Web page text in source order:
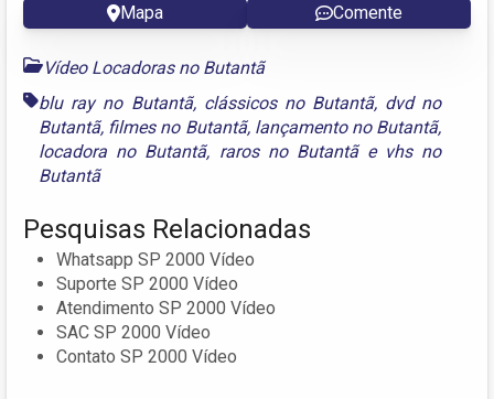
Mapa Comente
Vídeo Locadoras no Butantã
blu ray no Butantã, clássicos no Butantã, dvd no
Butantã, filmes no Butantã, lançamento no Butantã,
locadora no Butantã, raros no Butantãe vhs no
Butantã
Pesquisas Relacionadas
Whatsapp SP 2000 Vídeo
Suporte SP 2000 Vídeo
Atendimento SP 2000 Vídeo
SAC SP 2000 Vídeo
Contato SP 2000 Vídeo